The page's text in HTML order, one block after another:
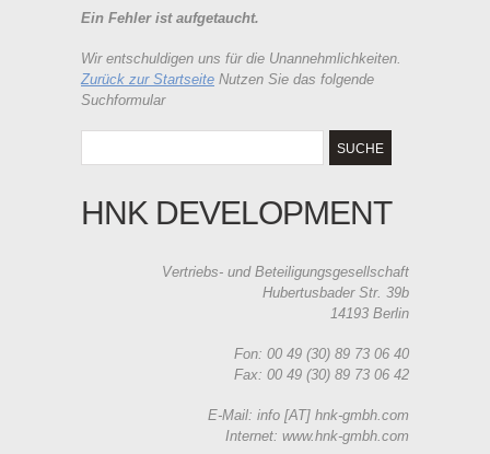
Ein Fehler ist aufgetaucht.
Wir entschuldigen uns für die Unannehmlichkeiten.
Zurück zur Startseite Nutzen Sie das folgende
Suchformular
HNK DEVELOPMENT
Vertriebs- und Beteiligungsgesellschaft
Hubertusbader Str. 39b
14193 Berlin
Fon: 00 49 (30) 89 73 06 40
Fax: 00 49 (30) 89 73 06 42
E-Mail: info [AT] hnk-gmbh.com
Internet: www.hnk-gmbh.com